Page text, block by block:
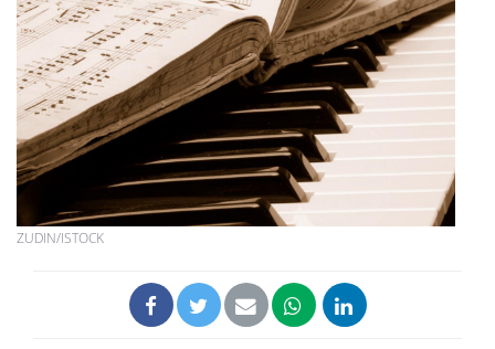
ZUDIN/ISTOCK